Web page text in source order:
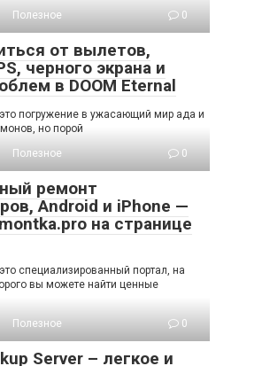
Полезное 0
от вылетов,
черного экрана и
в DOOM Eternal
погружение в ужасающий мир ада и
но порой
Полезное 0
ремонт
Android и iPhone —
на странице
специализированный портал, на
вы можете найти ценные
Полезное 0
Server – легкое и